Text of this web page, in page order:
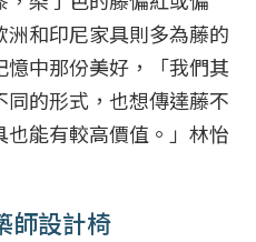
和印尼家具則多為藤的
中那份美好，「我們其
的形式，也想傳達藤不
能有較高價值。」林怡
師設計椅